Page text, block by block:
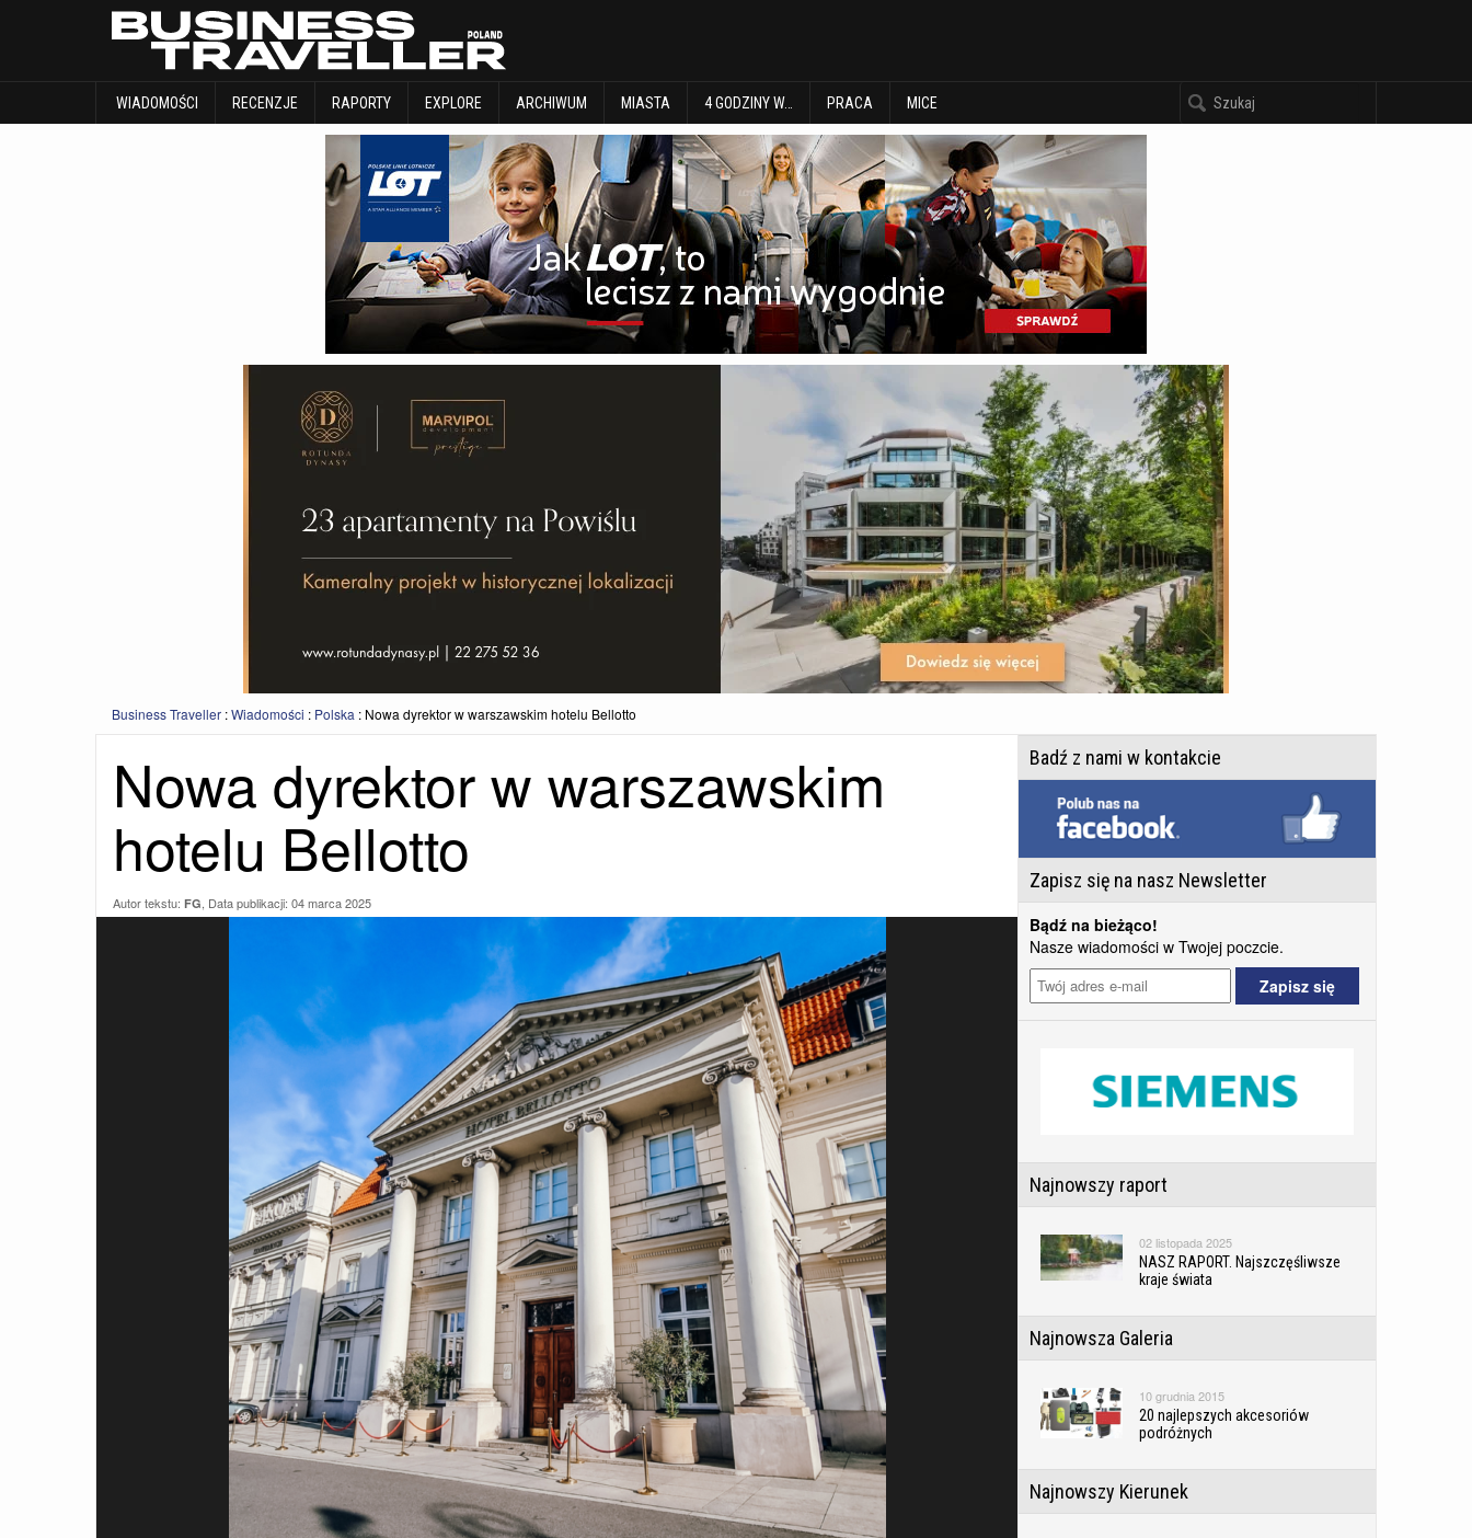
WIADOMOŚCI RECENZJE RAPORTY EXPLORE ARCHIWUM MIASTA 4 GODZINY W… PRACA MICE
WIADOMOŚCI RECENZJE
Business Traveller :Wiadomości : Polska : Nowa dyrektor w warszawskim hotelu Bellotto
Nowa dyrektor w warszawskim
hotelu Bellotto
Autor tekstu: FG, Data publikacji: 04 marca 2025
Badź z nami w kontakcie
Zapisz się na nasz Newsletter
Bądź na bieżąco!
Nasze wiadomości w Twojej poczcie.
Najnowszy raport
02 listopada 2025
NASZ RAPORT. Najszczęśliwsze
kraje świata
Najnowsza Galeria
10 grudnia 2015
20 najlepszych akcesoriów
podróżnych
Najnowszy Kierunek